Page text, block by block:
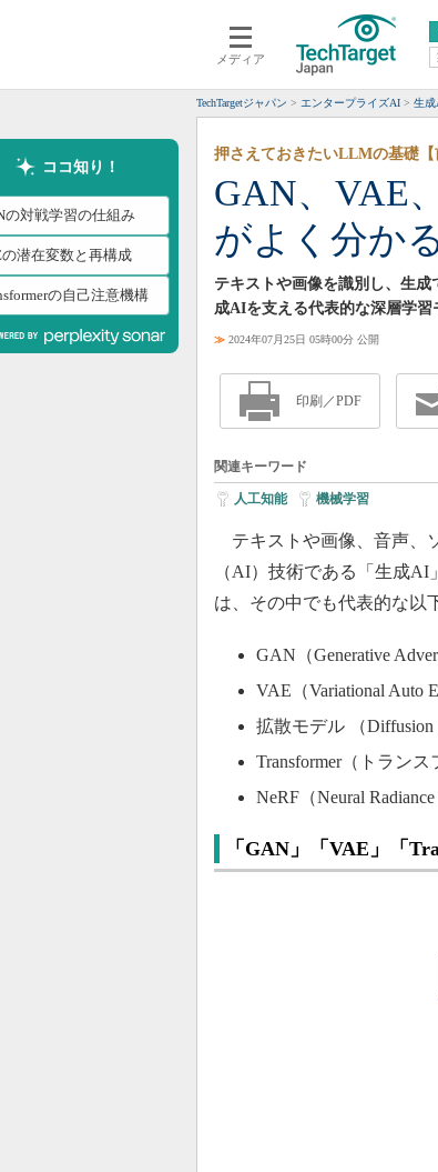
メディア
クラウド
スマートモバイル
ネットワーク
システム運用管理
エン
ERP
CX
情報
TechTargetジャパン エンタープライズAI 生成
ココ知り！
の対戦学習の仕組み
の潜在変数と再構成
の自己注意機構
GAN、VAE
がよく分か
押さえておきたいLLMの基礎【
テキストや画像を識別し、生
成AIを支える代表的な深層学習
≫ 2024年07月25日 05時00分 公開
印刷／PDF
関連キーワード
人工知能| 機械学習
テキストや画像、音声、
（AI）技術である「生成
は、その中でも代表的な以
GAN（Generative
VAE（Variational Auto
拡散モデル （Diffusion
Transformer（トランス
NeRF（Neural Radiance
「GAN」「VAE」「